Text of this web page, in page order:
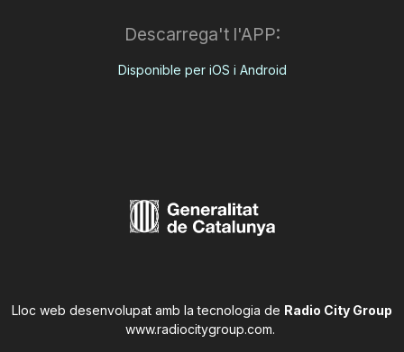
Descarrega't l'APP:
Disponible per iOS i Android
Lloc web desenvolupat amb la tecnologia de Radio City Group
www.radiocitygroup.com.